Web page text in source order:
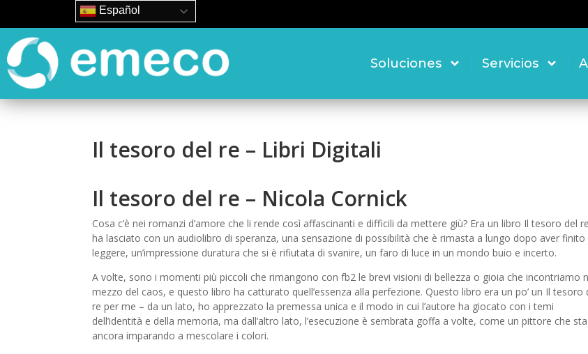
Soluciones Servicios
Il tesoro del re – Libri Digitali
Il tesoro del re – Nicola Cornick
Cosa c’è nei romanzi d’amore che li rende così affascinanti e difficili da mettere giù? Era un libro Il tesoro del
ha lasciato con un audiolibro di speranza, una sensazione di possibilità che è rimasta a lungo dopo aver finito
leggere, un’impressione duratura che si è rifiutata di svanire, un faro di luce in un mondo buio e incerto.
A volte, sono i momenti più piccoli che rimangono con fb2 le brevi visioni di bellezza o gioia che incontriamo
mezzo del caos, e questo libro ha catturato quell’essenza alla perfezione. Questo libro era un po’ un Il tesoro
re per me – da un lato, ho apprezzato la premessa unica e il modo in cui l’autore ha giocato con i temi
dell’identità e della memoria, ma dall’altro lato, l’esecuzione è sembrata goffa a volte, come un pittore che sta
ancora imparando a mescolare i colori.
Español